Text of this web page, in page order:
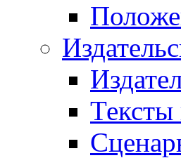
Тексты